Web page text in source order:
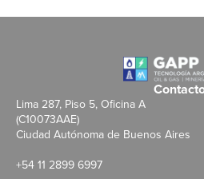
Lima 287, Piso 5, Oficina A
(C10073AAE)
Ciudad Autónoma de Buenos Aires
+54 11 2899 6997